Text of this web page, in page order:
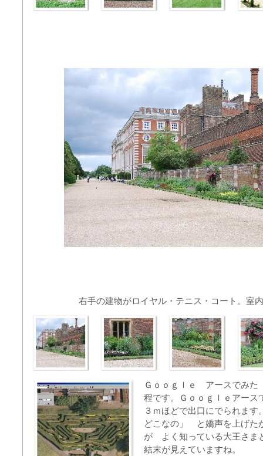
右手の建物がロイヤル・テニス・コート。室
Ｇｏｏｇｌｅ アースでみ
程です。Ｇｏｏｇｌｅアー
３ｍほどで出口にでられま
どこなの」 と嬌声を上げ
が よく知っている大王さ
結末が見えていますね。